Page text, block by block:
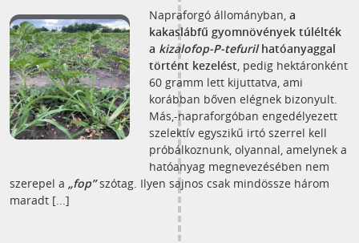
Napraforgó állományban, a
kakaslábfű gyomnövények túlélték
a kizalofop-P-tefurilhatóanyaggal
történt kezelést, pedig hektáronként
60 gramm lett kijuttatva, ami
korábban bőven elégnek bizonyult.
Más,-napraforgóban engedélyezett
szelektív egyszikű irtó szerrel kell
próbálkoznunk, olyannal, amelynek a
hatóanyag megnevezésében nem
szerepel a „fop”szótag. Ilyen sajnos csak mindössze három
maradt [...]